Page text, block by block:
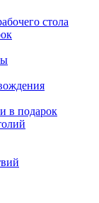
стола
в подарок